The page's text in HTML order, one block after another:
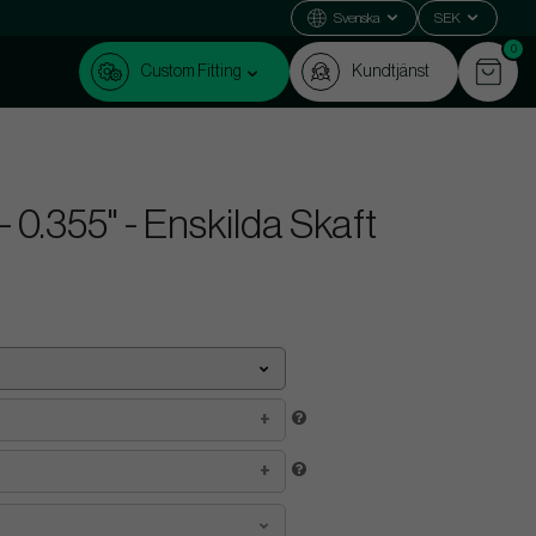
Svenska SEK
Custom Fitting Kundtjänst
0
0.355" - Enskilda Skaft